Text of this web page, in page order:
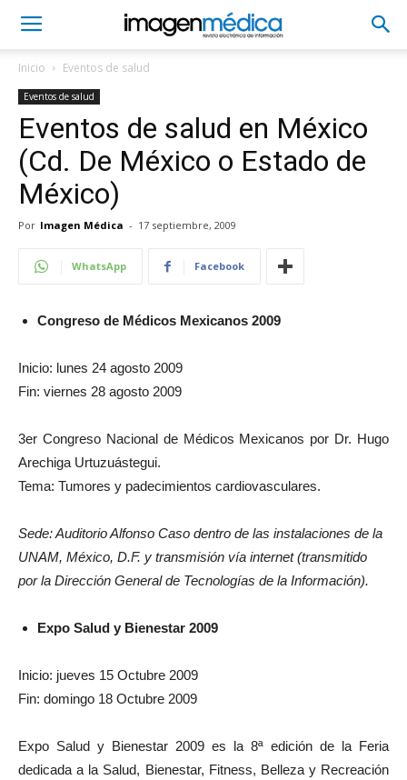
Inicio Eventos de salud
Eventos de salud
Eventos de salud en México
(Cd. De México o Estado de
México)
Por Imagen Médica - 17 septiembre, 2009
WhatsApp Facebook
Congreso de Médicos Mexicanos 2009
Inicio: lunes 24 agosto 2009
Fin: viernes 28 agosto 2009
3er Congreso Nacional de Médicos Mexicanos por Dr. Hugo
Arechiga Urtuzuástegui.
Tema: Tumores y padecimientos cardiovasculares.
Sede: Auditorio Alfonso Caso dentro de las instalaciones de la
UNAM, México, D.F. y transmisión vía internet (transmitido
por la Dirección General de Tecnologías de la Información).
Expo Salud y Bienestar 2009
Inicio: jueves 15 Octubre 2009
Fin: domingo 18 Octubre 2009
Expo Salud y Bienestar 2009 es la 8ª edición de la Feria
dedicada a la Salud, Bienestar, Fitness, Belleza y Recreación